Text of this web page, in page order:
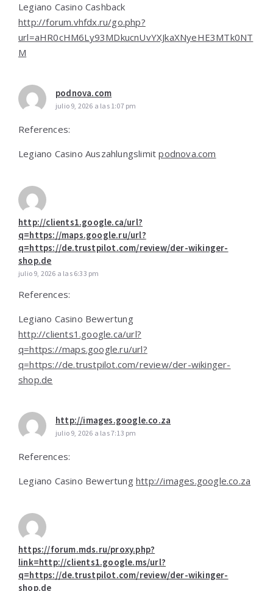
Legiano Casino Cashback
http://forum.vhfdx.ru/go.php?
url=aHR0cHM6Ly93MDkucnUvYXJkaXNyeHE3MTk0NT
M
podnova.com
julio 9, 2026 a las 1:07 pm
References:
Legiano Casino Auszahlungslimitpodnova.com
http://clients1.google.ca/url?
q=https://maps.google.ru/url?
q=https://de.trustpilot.com/review/der-wikinger-
shop.de
julio 9, 2026 a las 6:33 pm
References:
Legiano Casino Bewertung
http://clients1.google.ca/url?
q=https://maps.google.ru/url?
q=https://de.trustpilot.com/review/der-wikinger-
shop.de
http://images.google.co.za
julio 9, 2026 a las 7:13 pm
References:
Legiano Casino Bewertung http://images.google.co.za
https://forum.mds.ru/proxy.php?
link=http://clients1.google.ms/url?
q=https://de.trustpilot.com/review/der-wikinger-
shop.de